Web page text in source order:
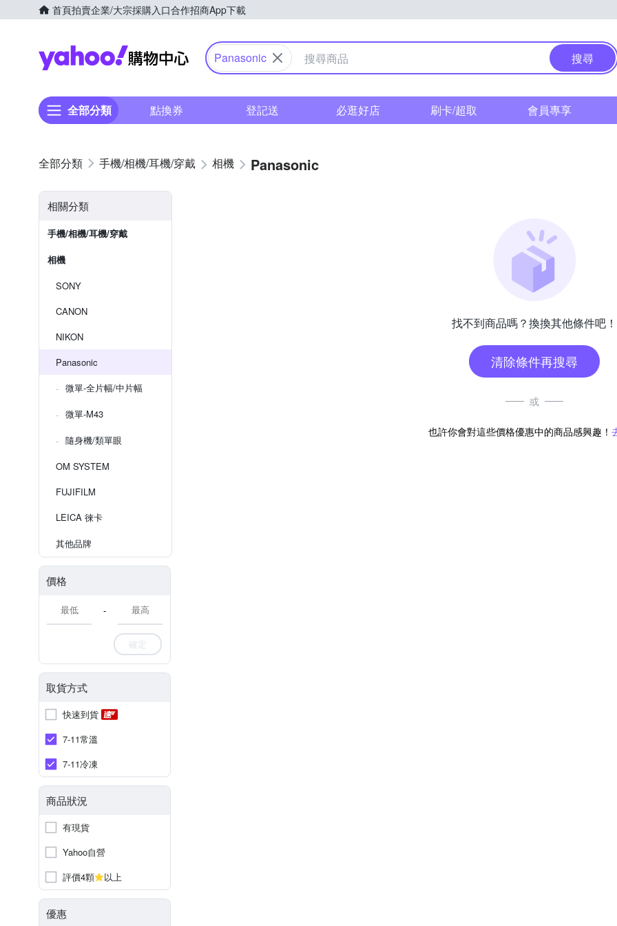
首頁拍賣企業/大宗採購入口合作招商App下載
Yahoo購物中心
Panasonic 搜尋
全部分類 點換券 登記送 必逛好店 刷卡/超取 會員專享
手機/相機/耳機/穿戴 相機 Panasonic
相關分類
手機/相機/耳機/穿戴
相機
SONY
CANON
NIKON
Panasonic
微單-全片幅/中片幅
微單-M43
隨身機/類單眼
OM SYSTEM
FUJIFILM
LEICA 徠卡
其他品牌
價格
-
確定
取貨方式
快速到貨
7-11常溫
7-11冷凍
商品狀況
有現貨
Yahoo自營
評價4顆
以上
優惠
找不到商品嗎？換換其他條件吧！
清除條件再搜尋
或
也許你會對這些價格優惠中的商品感興趣！